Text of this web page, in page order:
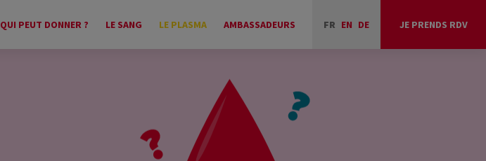
QUI PEUT DONNER ? LE SANG LE PLASMA AMBASSADEURS FR EN DE JE PRENDS RDV